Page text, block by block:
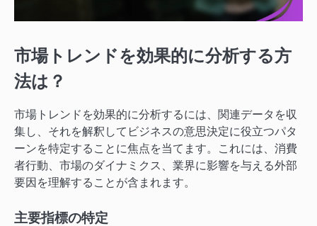
市場トレンドを効果的に分析する方
法は？
市場トレンドを効果的に分析するには、関連データを収
集し、それを解釈してビジネスの意思決定に役立つパタ
ーンを特定することに焦点を当てます。これには、消費
者行動、市場のダイナミクス、業界に影響を与える外部
要因を理解することが含まれます。
主要指標の特定